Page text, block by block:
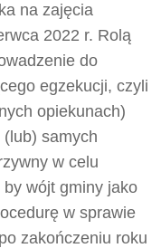
na zajęcia
2022 r. Rolą
do
egzekucji, czyli
opiekunach)
samych
w celu
wójt gminy jako
w sprawie
zakończeniu roku